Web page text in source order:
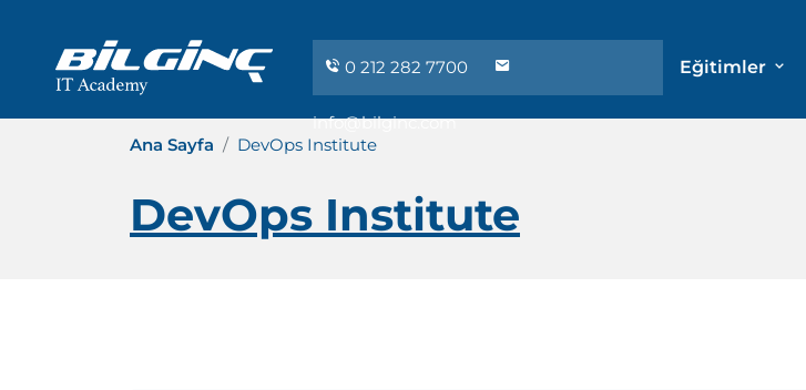
0 212 282 7700
info@bilginc.com
Eğitimler
Ana Sayfa DevOps Institute
DevOps Institute